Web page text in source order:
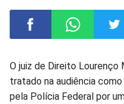
Compartilhar
no
no
no
O juiz de Direito Lourenço
tratado na audiência
pela Polícia Federal por